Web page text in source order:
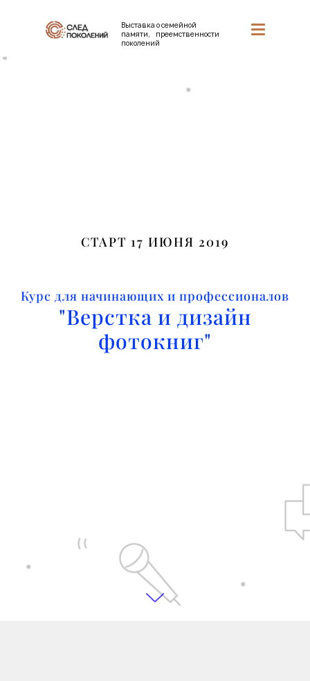
Выставка о семейной
памяти, преемственности
поколений
СТАРТ 17 ИЮНЯ 2019
Курс для начинающих и профессионалов
"Верстка и дизайн
фотокниг"